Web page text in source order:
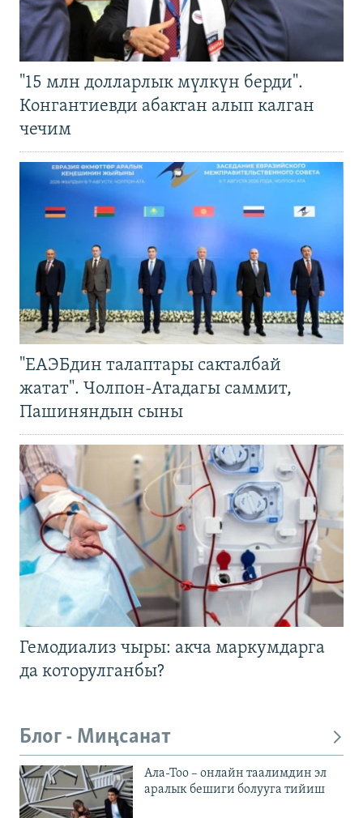
"15 млн долларлык мүлкүн берди".
Конгантиевди абактан алып калган
чечим
"ЕАЭБдин талаптары сакталбай
жатат". Чолпон-Атадагы саммит,
Пашиняндын сыны
Гемодиализ чыры: акча маркумдарга
да которулганбы?
Блог - Миңсанат
Ала-Тоо – онлайн таалимдин эл
аралык бешиги болууга тийиш